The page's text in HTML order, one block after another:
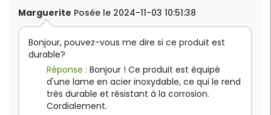
Marguerite Posée le 2024-11-03 10:51:38
Bonjour, pouvez-vous me dire si ce produit est
durable?
Réponse : Bonjour ! Ce produit est équipé
d'une lame en acier inoxydable, ce qui le rend
très durable et résistant à la corrosion.
Cordialement.